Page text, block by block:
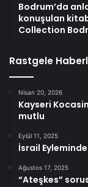
Bodrum’da
konuşulan
Collection
Rastgele
Nisan 20, 2026
Kayseri
mutlu
Eylül 11, 2025
İsrail
Ağustos 17, 2025
“Ateşkes”